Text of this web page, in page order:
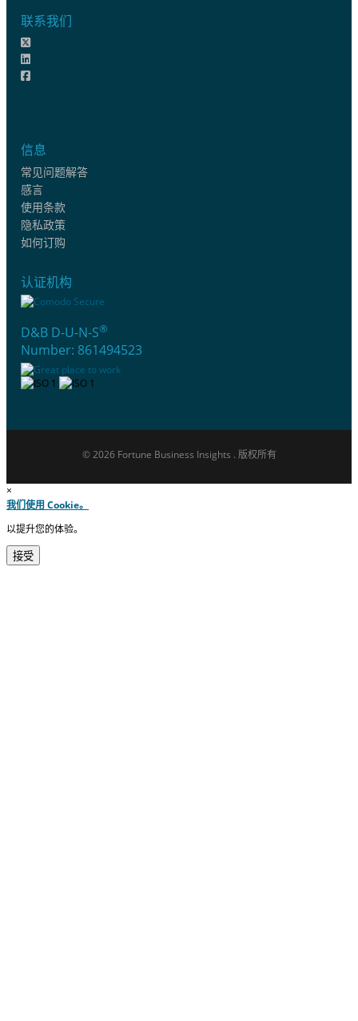
联系我们
信息
常见问题解答
感言
使用条款
隐私政策
如何订购
认证机构
D&B D-U-N-S®
Number: 861494523
© 2026 Fortune Business Insights . 版权所有
×
我们使用 Cookie。
以提升您的体验。
接受